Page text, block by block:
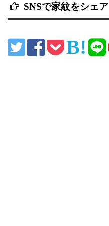
SNSで家紋をシェア